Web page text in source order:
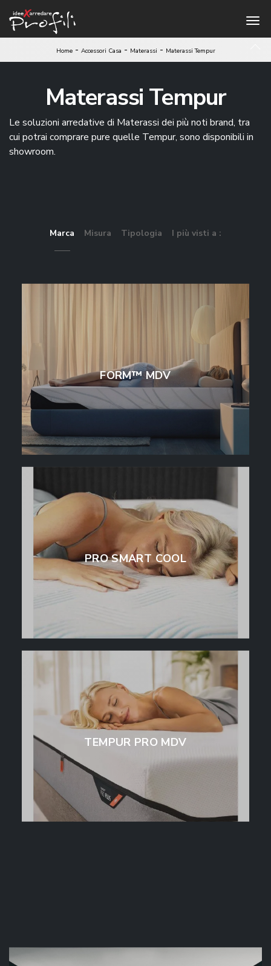
Home- Accessori Casa - Materassi - Materassi Tempur
Materassi Tempur
Le soluzioni arredative di Materassi dei più noti brand, tra
cui potrai comprare pure quelle Tempur, sono disponibili in
showroom.
Marca Misura Tipologia I più visti a :
FORM™ MDV
PRO SMART COOL
TEMPUR PRO MDV